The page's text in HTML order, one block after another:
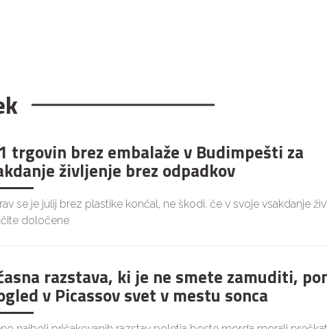
trgovin brez embalaže v Budimpešti za
življenje brez odpadkov
se je julij brez plastike končal, ne škodi, če v svoje vsakdanje
določene
razstava, ki je ne smete zamuditi,
v Picassov svet v mestu sonca